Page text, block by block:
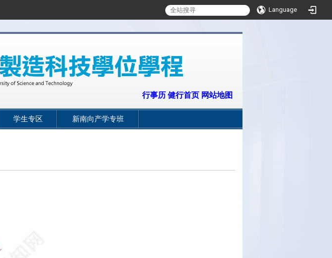
Language
行事历 健行首页 网站地图
学生专区 新南向产学专班